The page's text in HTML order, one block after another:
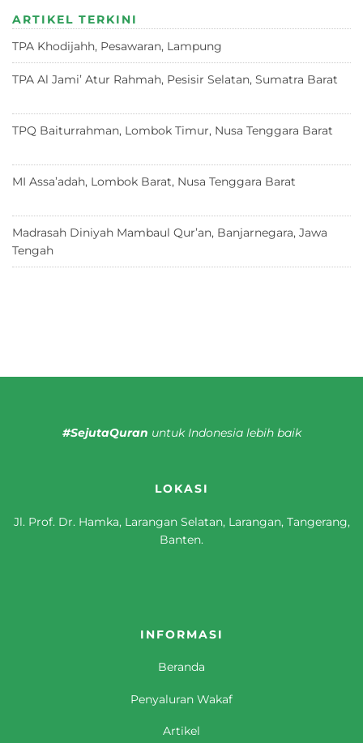
s
A
p
p
e
b
o
o
k
te
r
ra
m
d
s
ARTIKEL TERKINI
TPA Khodijahh, Pesawaran, Lampung
TPA Al Jami’ Atur Rahmah, Pesisir Selatan, Sumatra Barat
TPQ Baiturrahman, Lombok Timur, Nusa Tenggara Barat
MI Assa’adah, Lombok Barat, Nusa Tenggara Barat
Madrasah Diniyah Mambaul Qur’an, Banjarnegara, Jawa
Tengah
#SejutaQuran untuk Indonesia lebih baik
LOKASI
Jl. Prof. Dr. Hamka, Larangan Selatan, Larangan, Tangerang,
Banten.
INFORMASI
Beranda
Penyaluran Wakaf
Artikel